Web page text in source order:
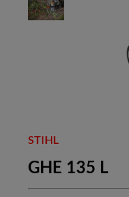
STIHL
GHE 135 L